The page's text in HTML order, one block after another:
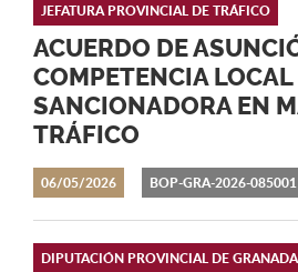
06/05/2026
ACUERDO DE
COMPETENCIA LOCAL
SANCIONADORA EN
TRÁFICO
JEFATURA PROVINCIAL DE TRÁFICO
BOP-GRA-2026-085001
DIPUTACIÓN PROVINCIAL DE GRANADA